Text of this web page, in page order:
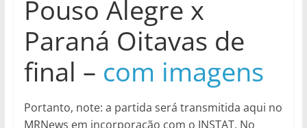
Pouso Alegre x
Paraná Oitavas de
final – com imagens
Portanto, note: a partida será transmitida aqui no
MRNews em incorporação com o INSTAT. No